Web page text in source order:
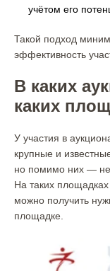
учётом его
Такой подход
эффективность
В каких
каких
У участия в
крупные и
но помимо них —
На таких
можно получить
площадке.